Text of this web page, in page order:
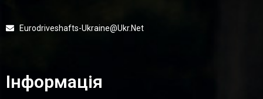
Eurodriveshafts-Ukraine@ukr.net
Інформація